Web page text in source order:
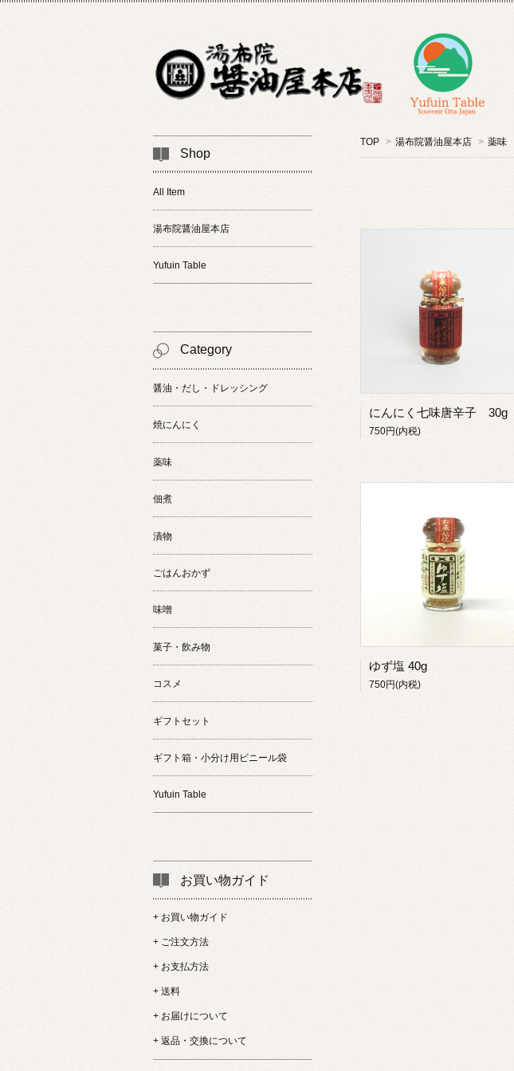
TOP > 湯布院醤油屋本店 > 薬味
にんにく七味唐辛子 30g
750円(内税)
ゆず塩 40g
750円(内税)
Shop
All Item
湯布院醤油屋本店
Yufuin Table
Category
醤油・だし・ドレッシング
焼にんにく
薬味
佃煮
漬物
ごはんおかず
味噌
菓子・飲み物
コスメ
ギフトセット
ギフト箱・小分け用ビニール袋
Yufuin Table
お買い物ガイド
+ お買い物ガイド
+ ご注文方法
+ お支払方法
+ 送料
+ お届けについて
+ 返品・交換について